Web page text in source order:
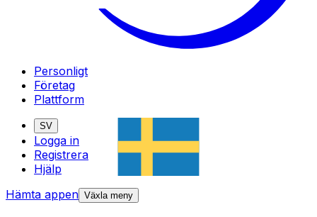
Personligt
Företag
Plattform
SV
Logga in
Registrera
Hjälp
Hämta appen Växla meny